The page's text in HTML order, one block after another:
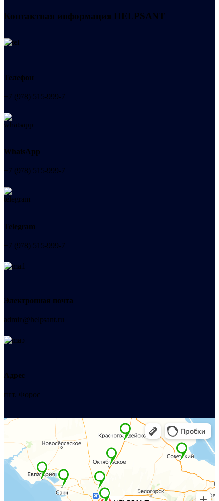
Контактная информация HELPSANT
Телефон
+7 (978) 515-999-7
WhatsApp
+7 (978) 515-999-7
Telegram
+7 (978) 515-999-7
Электронная почта
admin@helpsant.ru
Адрес
пгт. Форос